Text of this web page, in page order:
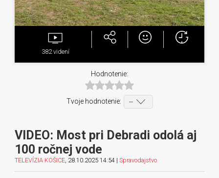
382videní
Hodnotenie:
Tvoje hodnotenie:
VIDEO: Most pri Debradi odolá aj
100 ročnej vode
TELEVÍZIA KOŠICE , 28.10.2025 14:54 | Spravodajstvo